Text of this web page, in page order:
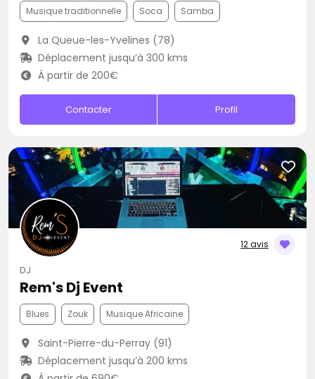
Musique traditionnelle Soca Samba
La Queue-les-Yvelines (78)
Déplacement jusqu’à 300 kms
À partir de 200€
Contacter Profil
12 avis
DJ
Rem's Dj Event
Blues Zouk Musique Africaine
Saint-Pierre-du-Perray (91)
Déplacement jusqu’à 200 kms